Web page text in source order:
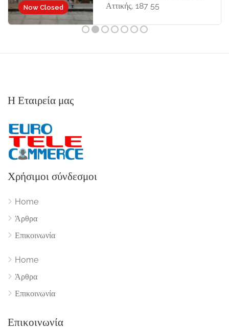
Now Closed
Αττικής, 187 55
Η Εταιρεία μας
Χρήσιμοι σύνδεσμοι
Home
Άρθρα
Επικοινωνία
Home
Άρθρα
Επικοινωνία
Επικοινωνία